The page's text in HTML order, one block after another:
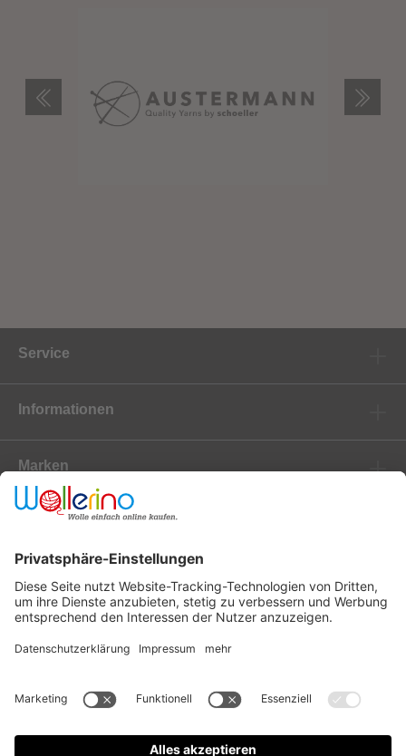
Service
Informationen
Marken
Newsletter
Versanddienstleister
Zahlungsanbieter